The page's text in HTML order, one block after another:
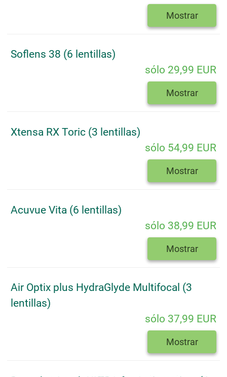
Mostrar
Soflens 38 (6 lentillas)
sólo 29,99 EUR
Mostrar
Xtensa RX Toric (3 lentillas)
sólo 54,99 EUR
Mostrar
Acuvue Vita (6 lentillas)
sólo 38,99 EUR
Mostrar
Air Optix plus HydraGlyde Multifocal (3
lentillas)
sólo 37,99 EUR
Mostrar